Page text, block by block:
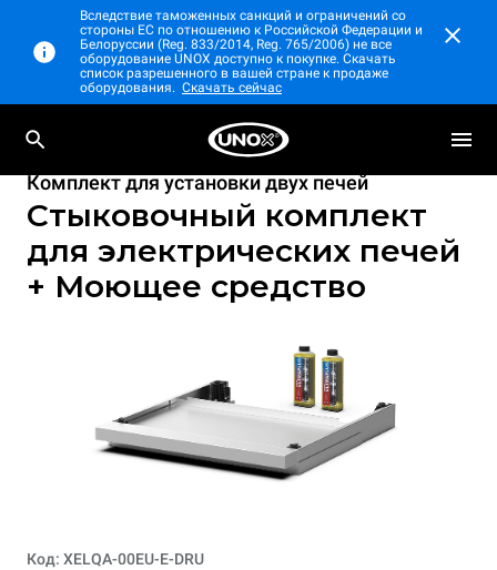
Вследствие таможенных санкций и ограничений со
стороны ЕС по отношению к Российской Федерации и
Белоруссии (Reg. 833/2014, Reg. 765/2006) не все
оборудование UNOX доступно к покупке. Скачать
список разрешенного в вашей стране к продаже
оборудования. Скачать сейчас
Комплект для установки двух печей
Стыковочный комплект
для электрических печей
+ Моющее средство
Код: XELQA-00EU-E-DRU